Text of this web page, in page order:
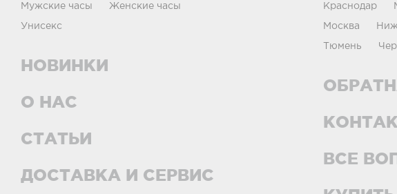
Мужские часы Женские часы
Унисекс
НОВИНКИ
О НАС
СТАТЬИ
ДОСТАВКА И СЕРВИС
Краснодар
Москва
Тюмень
ВСЕ